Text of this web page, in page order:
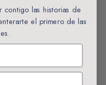
contigo las historias de
el primero de las